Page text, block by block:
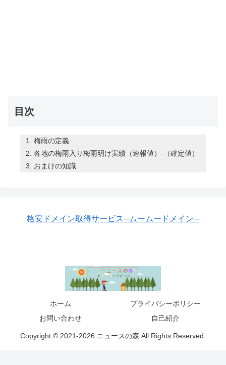
目次
梅雨の定義
各地の梅雨入り梅雨明け実績（速報値）-（確定値）
おまけの知識
格安ドメイン取得サービス─ムームードメイン─
ホーム
プライバシーポリシー
お問い合わせ
自己紹介
Copyright © 2021-2026 ニュースの森 All Rights Reserved.